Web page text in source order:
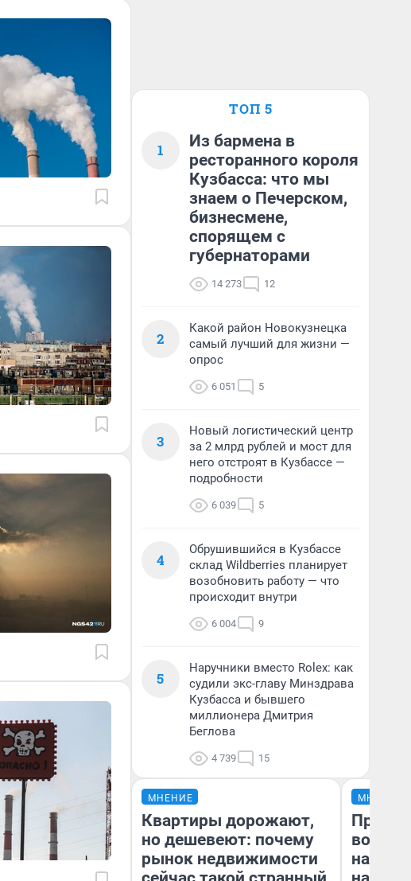
ТОП 5
1
Из бармена в
ресторанного короля
Кузбасса: что мы
знаем о Печерском,
бизнесмене,
спорящем с
губернаторами
14 273 12
2
Какой район Новокузнецка
самый лучший для жизни —
опрос
6 051 5
3
Новый логистический центр
за 2 млрд рублей и мост для
него отстроят в Кузбассе —
подробности
6 039 5
4
Обрушившийся в Кузбассе
склад Wildberries планирует
возобновить работу — что
происходит внутри
6 004 9
5
Наручники вместо Rolex: как
судили экс-главу Минздрава
Кузбасса и бывшего
миллионера Дмитрия
Беглова
4 739 15
МНЕНИЕ
Квартиры дорожают,
но дешевеют: почему
рынок недвижимости
МНЕНИЕ
нам